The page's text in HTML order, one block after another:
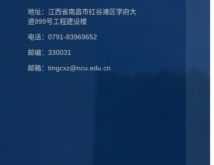
地址：江西省南昌市红谷滩区学府大
道999号工程建设楼
电话：0791-83969652
邮编：330031
邮箱：tmgcxz@ncu.edu.cn